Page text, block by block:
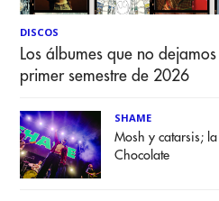
DISCOS
Los álbumes que no
primer semestre de 2026
SHAME
Mosh y catarsis;
Chocolate